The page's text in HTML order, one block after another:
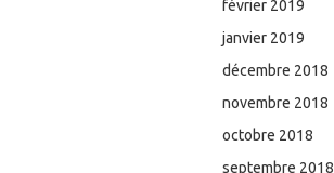
février 2019
janvier 2019
décembre 2018
novembre 2018
octobre 2018
septembre 2018